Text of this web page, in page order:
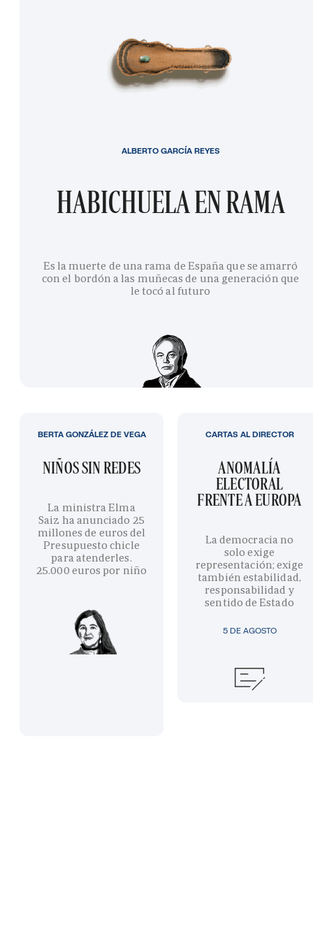
HABICHUELA EN RAMA
Es la muerte de una rama de España que se amarró
con el bordón a las muñecas de una generación que
le tocó al futuro
ALBERTO GARCÍA REYES
NIÑOS SIN REDES
La ministra Elma
Saiz ha anunciado 25
millones de euros del
Presupuesto chicle
para atenderles.
25.000 euros por niño
BERTA GONZÁLEZ DE VEGA
5 DE AGOSTO
ANOMALÍA
ELECTORAL
FRENTE A EUROPA
La democracia no
solo exige
representación; exige
también estabilidad,
responsabilidad y
sentido de Estado
CARTAS AL DIRECTOR